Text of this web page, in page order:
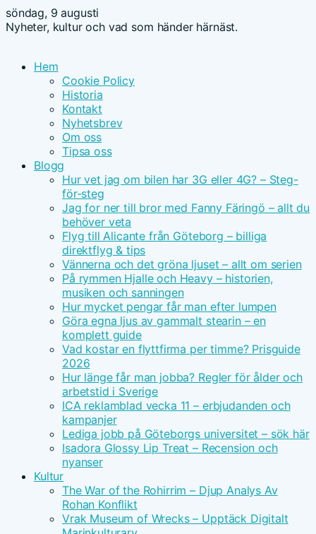
söndag, 9 augusti
Nyheter, kultur och vad som händer härnäst.
Hem
Cookie Policy
Historia
Kontakt
Nyhetsbrev
Om oss
Tipsa oss
Blogg
Hur vet jag om bilen har 3G eller 4G? – Steg-
för-steg
Jag for ner till bror med Fanny Färingö – allt du
behöver veta
Flyg till Alicante från Göteborg – billiga
direktflyg & tips
Vännerna och det gröna ljuset – allt om serien
På rymmen Hjalle och Heavy – historien,
musiken och sanningen
Hur mycket pengar får man efter lumpen
Göra egna ljus av gammalt stearin – en
komplett guide
Vad kostar en flyttfirma per timme? Prisguide
2026
Hur länge får man jobba? Regler för ålder och
arbetstid i Sverige
ICA reklamblad vecka 11 – erbjudanden och
kampanjer
Lediga jobb på Göteborgs universitet – sök här
Isadora Glossy Lip Treat – Recension och
nyanser
Kultur
The War of the Rohirrim – Djup Analys Av
Rohan Konflikt
Vrak Museum of Wrecks – Upptäck Digitalt